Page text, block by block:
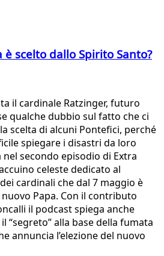
è scelto dallo Spirito Santo?
il cardinale Ratzinger, futuro
qualche dubbio sul fatto che ci
scelta di alcuni Pontefici, perché
spiegare i disastri da loro
nel secondo episodio di Extra
celeste dedicato al
dei cardinali che dal 7 maggio è
Papa. Con il contributo
il podcast spiega anche
“segreto” alla base della fumata
annuncia l’elezione del nuovo